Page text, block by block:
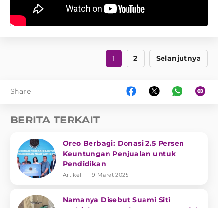
1 2 Selanjutnya
Share
BERITA TERKAIT
Oreo Berbagi: Donasi 2.5 Persen
Keuntungan Penjualan untuk
Pendidikan
Artikel 19 Maret 2025
Namanya Disebut Suami Siti